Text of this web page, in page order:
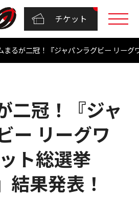
チケット
まるが二冠！『ジャパンラグビー リー
二冠！『ジャ
ー リーグワ
ト総選挙
果発表！